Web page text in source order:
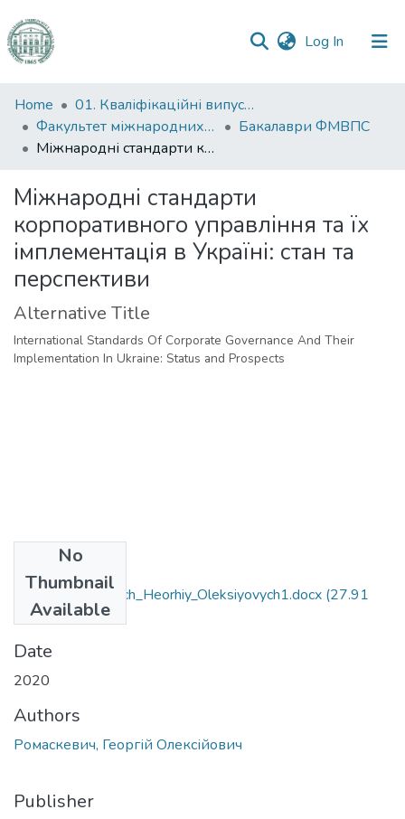
Log In (current)
Communities
&
Collections
Statistics
Home
01. Кваліфікаційні випускні роботи здобувачів вищої освіти
Факультет міжнародних відносин, політології та соціології
Бакалаври ФМВПС
Міжнародні стандарти корпоративного управління та їх імплементація в Україні: стан та перспективи
Міжнародні стандарти
корпоративного управління та їх
імплементація в Україні: стан та
перспективи
Alternative Title
International Standards Of Corporate Governance And Their
Implementation In Ukraine: Status and Prospects
No
Thumbnail
Available
056_Romaskevych_Heorhiy_Oleksiyovych1.docx (27.91
KB)
Date
2020
Authors
Ромаскевич, Георгій Олексійович
Publisher